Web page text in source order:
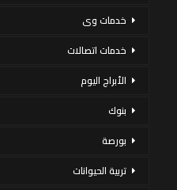
خدمات وى
خدمات اتصالات
الأبراج اليوم
بنوك
بورصة
تربية الحيوانات